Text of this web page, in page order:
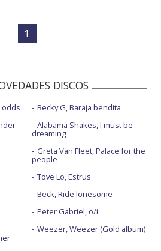
1
DISCOS
odds
Becky G, Baraja bendita
Alabama Shakes, I must be
dreaming
Greta Van Fleet, Palace for the
people
Tove Lo, Estrus
Beck, Ride lonesome
Peter Gabriel, o/i
Weezer, Weezer (Gold album)